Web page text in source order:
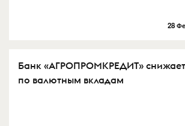
28
Банк «АГРОПРОМКРЕДИТ» снижает
по валютным вкладам